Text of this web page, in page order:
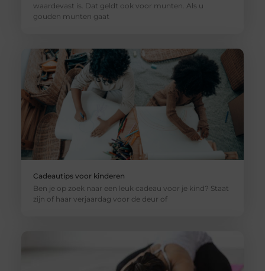
waardevast is. Dat geldt ook voor munten. Als u
gouden munten gaat
Cadeautips voor kinderen
Ben je op zoek naar een leuk cadeau voor je kind? Staat
zijn of haar verjaardag voor de deur of